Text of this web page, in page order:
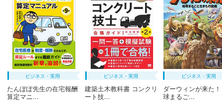
ビジネス・実用
たんぽぽ先生の在宅報酬
算定マニ...
ビジネス・実用
建築土木教科書 コンクリ
ート技...
ビジネス・実用
ダーウィンが来た
球まるご...